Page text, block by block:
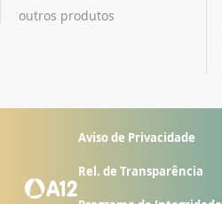
outros produtos
Aviso de Privacidade
Rel. de Transparência